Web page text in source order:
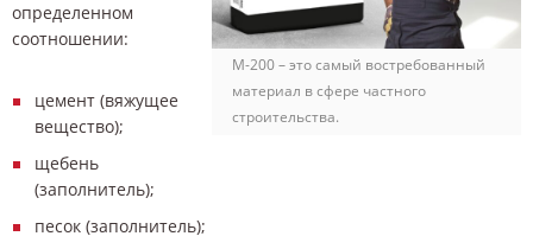
М-200 – это самый востребованный
материал в сфере частного
строительства.
определенном
соотношении:
цемент (вяжущее
вещество);
щебень
(заполнитель);
песок (заполнитель);